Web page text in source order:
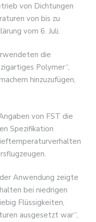
von Dichtungen
von bis zu
vom 6. Juli.
die
Polymer“,
hinzuzufügen,
von FST die
Spezifikation
Anwendung zeigte
bei niedrigen
Flüssigkeiten,
ausgesetzt war“,